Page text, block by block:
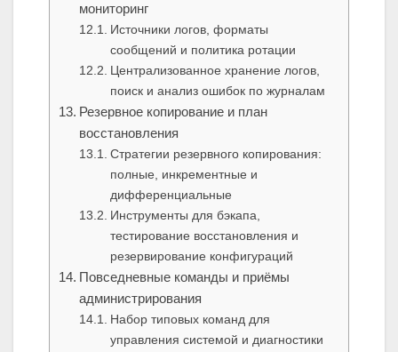
мониторинг
Источники логов, форматы
сообщений и политика ротации
Централизованное хранение логов,
поиск и анализ ошибок по журналам
Резервное копирование и план
восстановления
Стратегии резервного копирования:
полные, инкрементные и
дифференциальные
Инструменты для бэкапа,
тестирование восстановления и
резервирование конфигураций
Повседневные команды и приёмы
администрирования
Набор типовых команд для
управления системой и диагностики